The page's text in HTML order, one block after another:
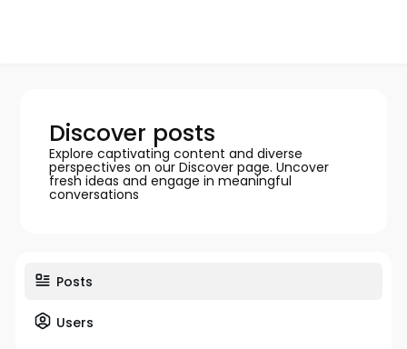
Discover posts
Explore captivating content and diverse
perspectives on our Discover page. Uncover
fresh ideas and engage in meaningful
conversations
Posts
Users